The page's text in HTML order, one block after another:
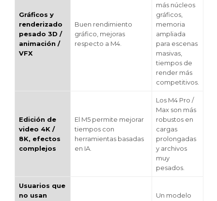
Gráficos y
renderizado
pesado 3D /
animación /
VFX
Buen rendimiento
gráfico, mejoras
respecto a M4.
más núcleos
gráficos,
memoria
ampliada
para escenas
masivas,
tiempos de
render más
competitivos.
Edición de
video 4K /
8K, efectos
complejos
El M5 permite mejorar
tiempos con
herramientas basadas
en IA.
Los M4 Pro /
Max son más
robustos en
cargas
prolongadas
y archivos
muy
pesados.
Usuarios que
no usan
Un modelo